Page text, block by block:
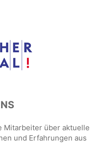
Mitarbeiter über aktuelle
und Erfahrungen aus